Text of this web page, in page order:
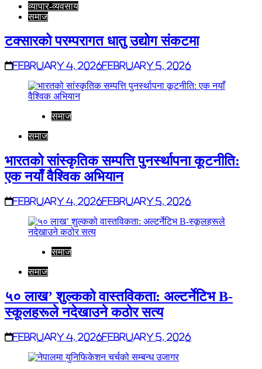
व्यापार-व्यवसाय
समाज
टक्सारको परम्परागत धातु उद्योग संकटमा
February 4, 2026February 5, 2026
समाज
समाज
भारतको सांस्कृतिक सम्पत्ति पुनर्स्थापना कूटनीति:
एक नयाँ वैश्विक अभियान
February 4, 2026February 5, 2026
समाज
समाज
५० लाख’ शुल्कको वास्तविकता: अल्टर्नेटिभ B-
स्कूलहरूले नदेखाउने कठोर सत्य
February 4, 2026February 5, 2026